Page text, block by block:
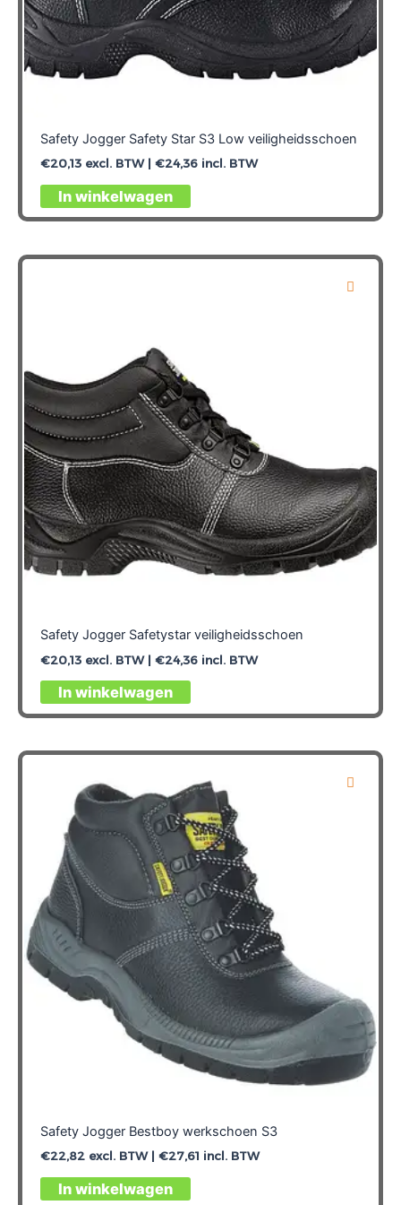
Safety Jogger Safety Star S3 Low veiligheidsschoen
€20,13excl. BTW | €24,36incl. BTW
In winkelwagen
Dit
product
meerdere
worden
op
de
productpagina
Safety Jogger Safetystar veiligheidsschoen
€20,13excl. BTW | €24,36incl. BTW
In winkelwagen
Dit
product
meerdere
Deze
optie
kan
gekozen
worden
op
de
productpagina
Safety Jogger Bestboy werkschoen S3
€22,82excl. BTW | €27,61 incl. BTW
In winkelwagen
Dit
product